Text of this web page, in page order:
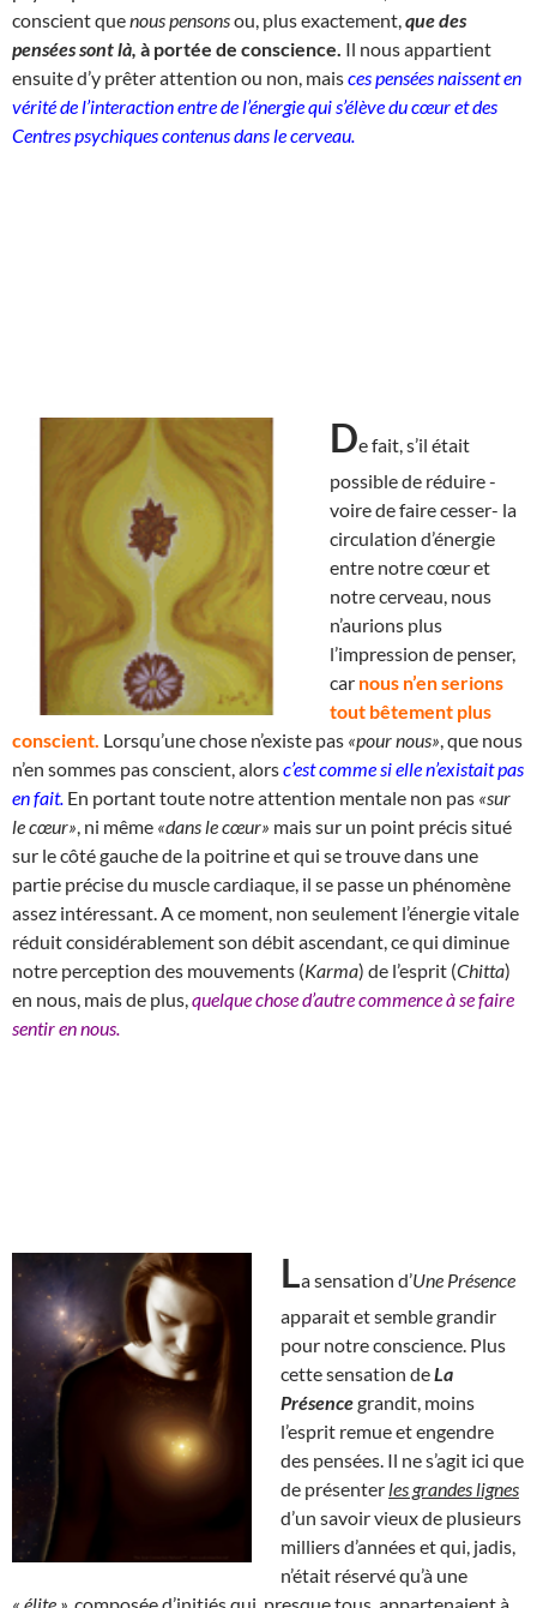
conscient quenous pensonsou, plus exactement, que des
pensées sont là, à portée de conscience. Il nous appartient
ensuite d’y prêter attention ou non, maisces pensées naissent en
vérité de l’interaction entre de l’énergie qui s’élève du cœur et des
Centres psychiques contenus dans le cerveau.
De fait, s’il était
possible de réduire -
voire de faire cesser- la
circulation d’énergie
entre notre cœur et
notre cerveau, nous
n’aurions plus
l’impression de penser,
car nous n’en serions
tout bêtement plus
conscient. Lorsqu’une chose n’existe pas «pour nous» , que nous
n’en sommes pas conscient, alorsc’est comme si elle n’existait pas
en fait. En portant toute notre attention mentale non pas «sur
le cœur» , ni même «dans le cœur» mais sur un point précis situé
sur le côté gauche de la poitrine et qui se trouve dans une
partie précise du muscle cardiaque, il se passe un phénomène
assez intéressant. A ce moment, non seulement l’énergie vitale
réduit considérablement son débit ascendant, ce qui diminue
notre perception des mouvements (Karma) de l’esprit (Chitta)
en nous, mais de plus, quelque chose d’autre commence à se faire
sentir en nous.
La sensation d’Une Présence
apparait et semble grandir
pour notre conscience. Plus
cette sensation deLa
Présencegrandit, moins
l’esprit remue et engendre
des pensées. Il ne s’agit ici que
de présenter les grandes lignes
d’un savoir vieux de plusieurs
milliers d’années et qui, jadis,
n’était réservé qu’à une
« élite », composée d’initiés qui, presque tous, appartenaient à